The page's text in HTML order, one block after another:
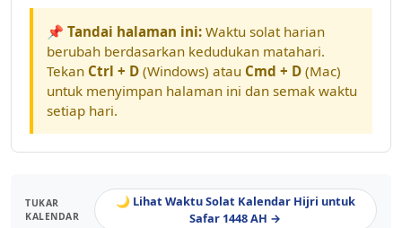
📌 Tandai halaman ini: Waktu solat harian
berubah berdasarkan kedudukan matahari.
Tekan Ctrl + D (Windows) atau Cmd + D (Mac)
untuk menyimpan halaman ini dan semak waktu
setiap hari.
TUKAR
KALENDAR
🌙 Lihat Waktu Solat Kalendar Hijri untuk
Safar 1448 AH →